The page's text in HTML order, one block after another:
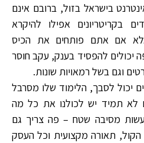
בישראל בזול, ברובם אינם
בקריטריונים אפילו להיקרא
אלא אם אתם פותחים את הכיס
יכולים להפסיד בענק, עקב חוסר
וגם בשל רמאויות שונות.
יכול לסבך, הלימוד שלו מסרבל
לא תמיד יש לכולנו את כל מה
מסיבה שטח – פה צריך גם
הקול, תאורה מקצועית וכל העסק